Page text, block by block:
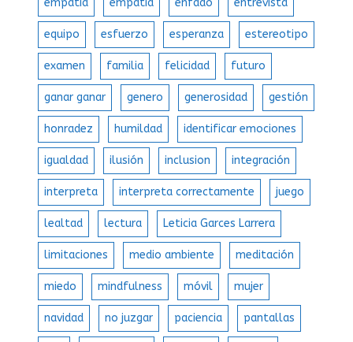
empatia empatía enfado entrevista
equipo esfuerzo esperanza estereotipo
examen familia felicidad futuro
ganar ganar genero generosidad gestión
honradez humildad identificar emociones
igualdad ilusión inclusion integración
interpreta interpreta correctamente juego
lealtad lectura Leticia Garces Larrera
limitaciones medio ambiente meditación
miedo mindfulness móvil mujer
navidad no juzgar paciencia pantallas